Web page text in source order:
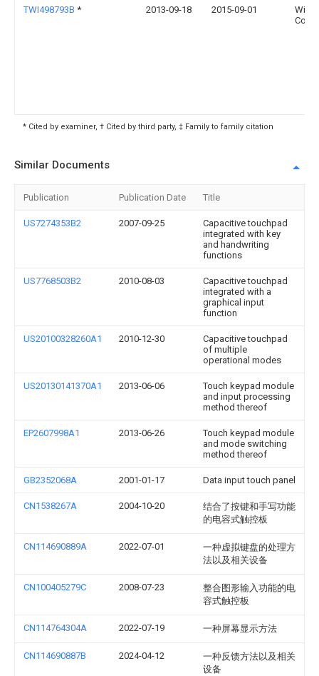
TWI498793B * 2013-09-18 2015-09-01
Corp
* Cited by examiner, † Cited by third party, ‡ Family to family citation
Similar Documents
Publication Publication Date Title
US7274353B2 2007-09-25
Capacitive touchpad
integrated with key
and handwriting
functions
US7768503B2 2010-08-03
Capacitive touchpad
integrated with a
graphical input
function
US20100328260A1 2010-12-30
Capacitive touchpad
of multiple
operational modes
US20130141370A1 2013-06-06
Touch keypad module
and input processing
method thereof
EP2607998A1 2013-06-26
Touch keypad module
and mode switching
method thereof
GB2352068A 2001-01-17 Data input touch panel
CN1538267A 2004-10-20
结合了按键和手写功能
的电容式触控板
CN114690889A 2022-07-01
一种虚拟键盘的处理方
法以及相关设备
CN100405279C 2008-07-23
整合图形输入功能的电
容式触控板
CN114764304A 2022-07-19 一种屏幕显示方法
CN114690887B 2024-04-12
一种反馈方法以及相关
设备